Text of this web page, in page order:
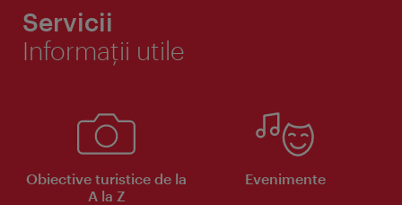
Servicii
Informaţii utile
Obiective turistice de la
A la Z
Evenimente